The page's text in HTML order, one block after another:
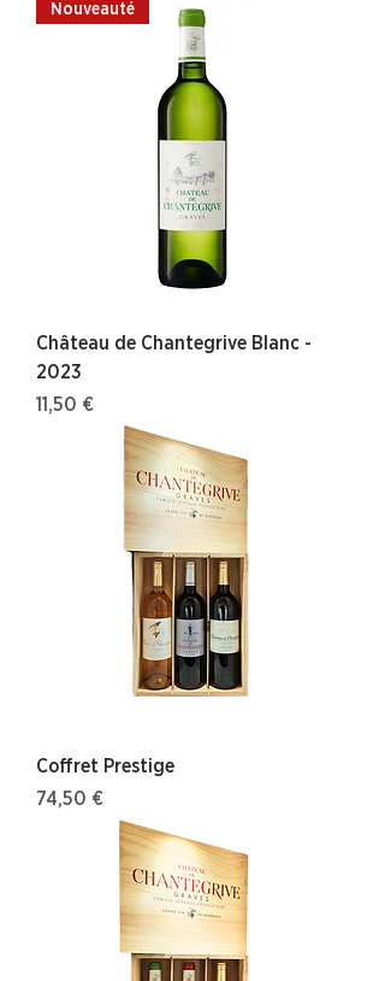
Nouveauté
Château de Chantegrive Blanc -
2023
Prix
11,50 €
Coffret Prestige
Prix
74,50 €